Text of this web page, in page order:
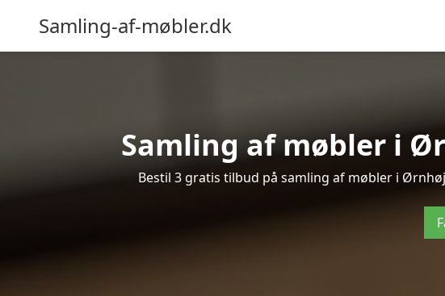
Samling-af-møbler.dk
Samling af møbler i
Bestil 3 gratis tilbud på samling af møbler i